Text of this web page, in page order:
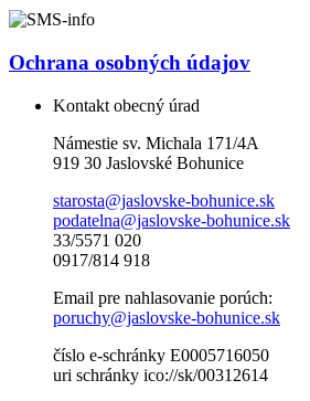
Ochrana osobných údajov
Kontakt obecný úrad
Námestie sv. Michala 171/4A
919 30 Jaslovské Bohunice
starosta@jaslovske-bohunice.sk
podatelna@jaslovske-bohunice.sk
33/5571 020
0917/814 918
Email pre nahlasovanie porúch:
poruchy@jaslovske-bohunice.sk
číslo e-schránky E0005716050
uri schránky ico://sk/00312614